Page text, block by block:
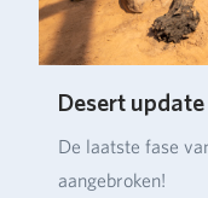
Desert
De laatste fase
aangebroken!